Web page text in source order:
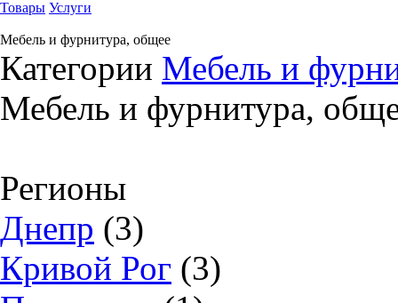
Товары Услуги
Мебель и фурнитура, общее
Категории Мебель и
Мебель и фурнитура,
Регионы
Днепр (3)
Кривой Рог (3)